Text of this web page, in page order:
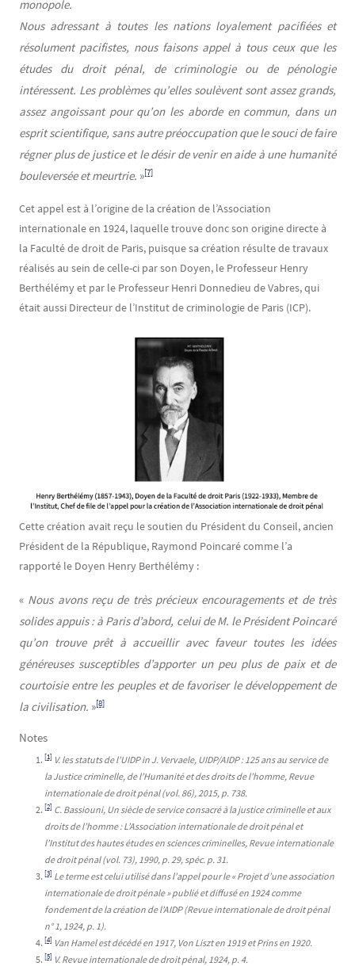
monopole.
Nous adressant à toutes les nations loyalement pacifiées et
résolument pacifistes, nous faisons appel à tous ceux que les
études du droit pénal, de criminologie ou de pénologie
intéressent. Les problèmes qu’elles soulèvent sont assez grands,
assez angoissant pour qu’on les aborde en commun, dans un
esprit scientifique, sans autre préoccupation que le souci de faire
régner plus de justice et le désir de venir en aide à une humanité
bouleversée et meurtrie. »[7]
Cet appel est à l’origine de la création de l’Association
internationale en 1924, laquelle trouve donc son origine directe à
la Faculté de droit de Paris, puisque sa création résulte de travaux
réalisés au sein de celle-ci par son Doyen, le Professeur Henry
Berthélémy et par le Professeur Henri Donnedieu de Vabres, qui
était aussi Directeur de l’Institut de criminologie de Paris (ICP).
Cette création avait reçu le soutien du Président du Conseil, ancien
Président de la République, Raymond Poincaré comme l’a
rapporté le Doyen Henry Berthélémy :
« Nous avons reçu de très précieux encouragements et de très
solides appuis : à Paris d’abord, celui de M. le Président Poincaré
qu’on trouve prêt à accueillir avec faveur toutes les idées
généreuses susceptibles d’apporter un peu plus de paix et de
courtoisie entre les peuples et de favoriser le développement de
la civilisation. »[8]
Notes
[1] V. les statuts de l’UIDP in J. Vervaele, UIDP/AIDP : 125 ans au service de
la Justice criminelle, de l’Humanité et des droits de l’homme, Revue
internationale de droit pénal (vol. 86), 2015, p. 738.
[2] C. Bassiouni, Un siècle de service consacré à la justice criminelle et aux
droits de l’homme : L’Association internationale de droit pénal et
l’Institut des hautes études en sciences criminelles, Revue internationale
de droit pénal (vol. 73), 1990, p. 29, spéc. p. 31.
[3] Le terme est celui utilisé dans l’appel pour le « Projet d’une association
internationale de droit pénale » publié et diffusé en 1924 comme
fondement de la création de l’AIDP (Revue internationale de droit pénal
n° 1, 1924, p. 1).
[4] Van Hamel est décédé en 1917, Von Liszt en 1919 et Prins en 1920.
[5] V. Revue internationale de droit pénal, 1924, p. 4.